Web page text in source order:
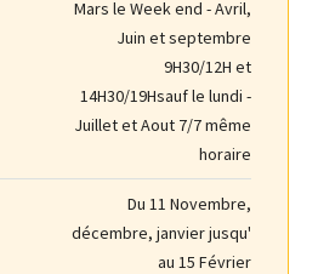
Mars le Week end - Avril,
Juin et septembre
9H30/12H et
14H30/19Hsauf le lundi -
Juillet et Aout 7/7 même
horaire
Du 11 Novembre,
décembre, janvier jusqu'
au 15 Février